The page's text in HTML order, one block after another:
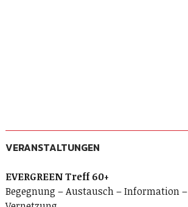
VERANSTALTUNGEN
EVERGREEN Treff 60+
Begegnung – Austausch – Information –